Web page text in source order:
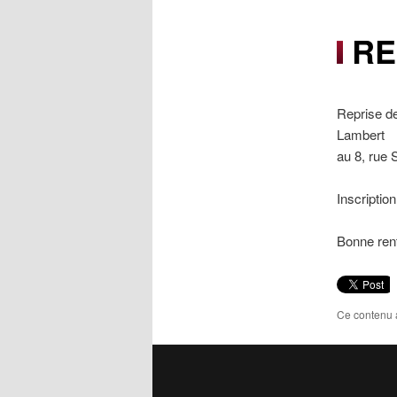
Reprise
Lambert
au 8, rue
Bonne
Ce contenu